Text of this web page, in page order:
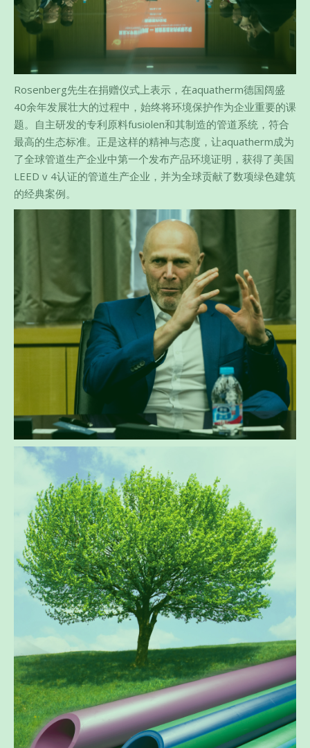
Rosenberg先生在捐赠仪式上表示，在aquatherm德国阔盛
40余年发展壮大的过程中，始终将环境保护作为企业重要的课
题。自主研发的专利原料fusiolen和其制造的管道系统，符合
最高的生态标准。正是这样的精神与态度，让aquatherm成为
了全球管道生产企业中第一个发布产品环境证明，获得了美国
LEED v 4认证的管道生产企业，并为全球贡献了数项绿色建筑
的经典案例。